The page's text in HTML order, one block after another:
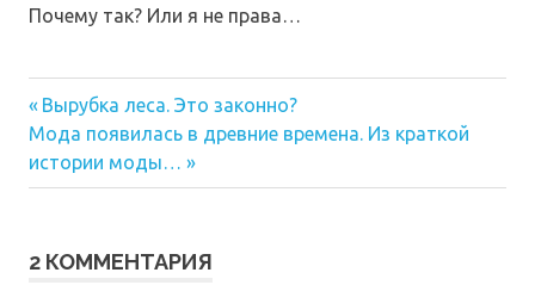
Почему так? Или я не права…
Навигация
по
записям
Предыдущая
запись:
Вырубка леса. Это законно?
Следующая
запись:
Мода появилась в древние времена. Из краткой
истории моды…
2 КОММЕНТАРИЯ